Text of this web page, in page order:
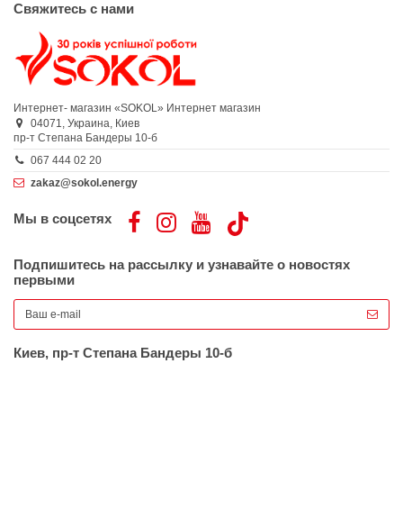
Свяжитесь с нами
Интернет- магазин «SOKOL» Интернет магазин
04071, Украина, Киев
пр-т Степана Бандеры 10-б
067 444 02 20
zakaz@sokol.energy
Мы в соцсетях
Подпишитесь на рассылку и узнавайте о новостях
первыми
Киев, пр-т Степана Бандеры 10-б